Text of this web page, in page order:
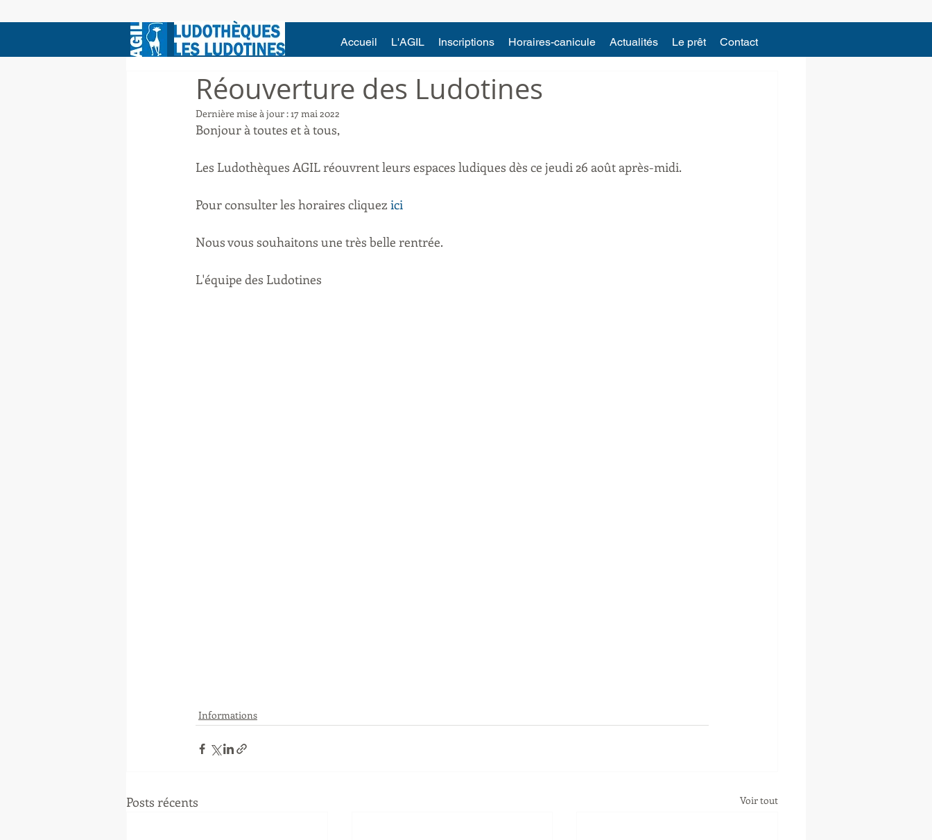
Accueil L'AGIL Inscriptions Horaires-canicule Actualités Le prêt Contact
Réouverture des Ludotines
Dernière mise à jour :17 mai 2022
Bonjour à toutes et à tous,
Les Ludothèques AGIL réouvrent leurs espaces ludiques dès ce jeudi 26 août après-midi.
Pour consulter les horaires cliquez ici
Nous vous souhaitons une très belle rentrée.
L'équipe des Ludotines
Informations
Posts récents Voir tout